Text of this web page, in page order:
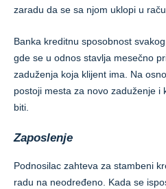
zaradu da se sa njom uklopi u
Banka kreditnu sposobnost
gde se u odnos stavlja mesečno
zaduženja koja klijent ima. Na
postoji mesta za novo zaduženje i
biti.
Zaposlenje
Podnosilac zahteva za stambeni
radu na neodređeno. Kada se